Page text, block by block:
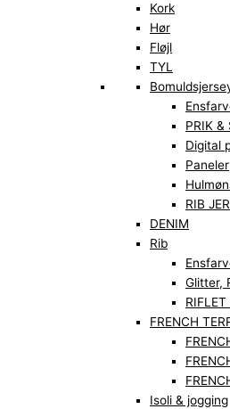
Kork
Hør
Fløjl
TYL
PRIK &
Digital
Paneler
RIB
DENIM
Rib
Glitter,
RIFLET
FRENCH
Isoli & jogging